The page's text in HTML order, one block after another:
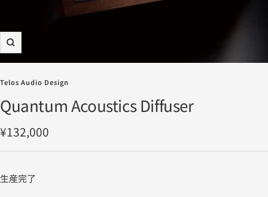
ズ
ー
ム
ン
Telos Audio Design
Quantum Acoustics Diffuser
セ
ー
¥132,000
生産完了